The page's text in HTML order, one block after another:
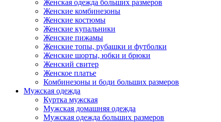
Женская одежда больших размеров
Женские комбинезоны
Женские костюмы
Женские купальники
Женские пижамы
Женские топы, рубашки и футболки
Женские шорты, юбки и брюки
Женский свитер
Женское платье
Комбинезоны и боди больших размеров
Мужская одежда
Куртка мужская
Мужская домашняя одежда
Мужская одежда больших размеров